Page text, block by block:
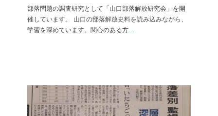
部落問題の調査研究として「山口部落解放研究会」を開
催しています。 山口の部落解放史料を読み込みながら、
学習を深めています。関心のある方